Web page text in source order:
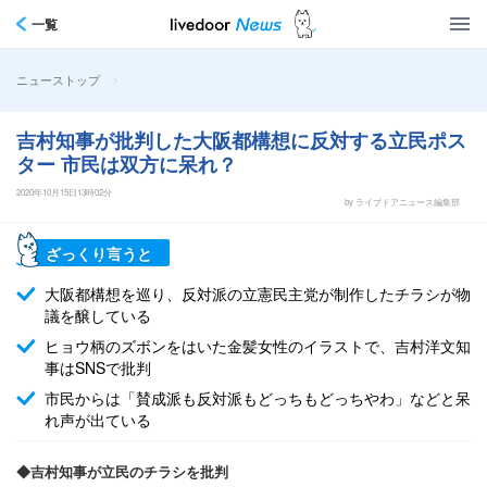
一覧
ニューストップ >
吉村知事が批判した大阪都構想に反対する立民ポス
ター 市民は双方に呆れ？
2020年10月15日13時02分
by ライブドアニュース編集部
ざっくり言うと
大阪都構想を巡り、反対派の立憲民主党が制作したチラシが物
議を醸している
ヒョウ柄のズボンをはいた金髪女性のイラストで、吉村洋文知
事はSNSで批判
市民からは「賛成派も反対派もどっちもどっちやわ」などと呆
れ声が出ている
◆吉村知事が立民のチラシを批判